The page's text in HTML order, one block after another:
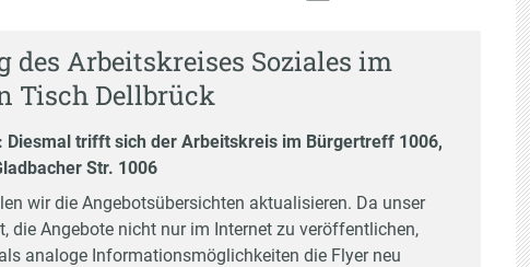
des Arbeitskreises Soziales im
Tisch Dellbrück
Diesmal trifft sich der Arbeitskreis im Bürgertreff 1006,
Str. 1006
wir die Angebotsübersichten aktualisieren. Da unser
die Angebote nicht nur im Internet zu veröffentlichen,
analoge Informationsmöglichkeiten die Flyer neu